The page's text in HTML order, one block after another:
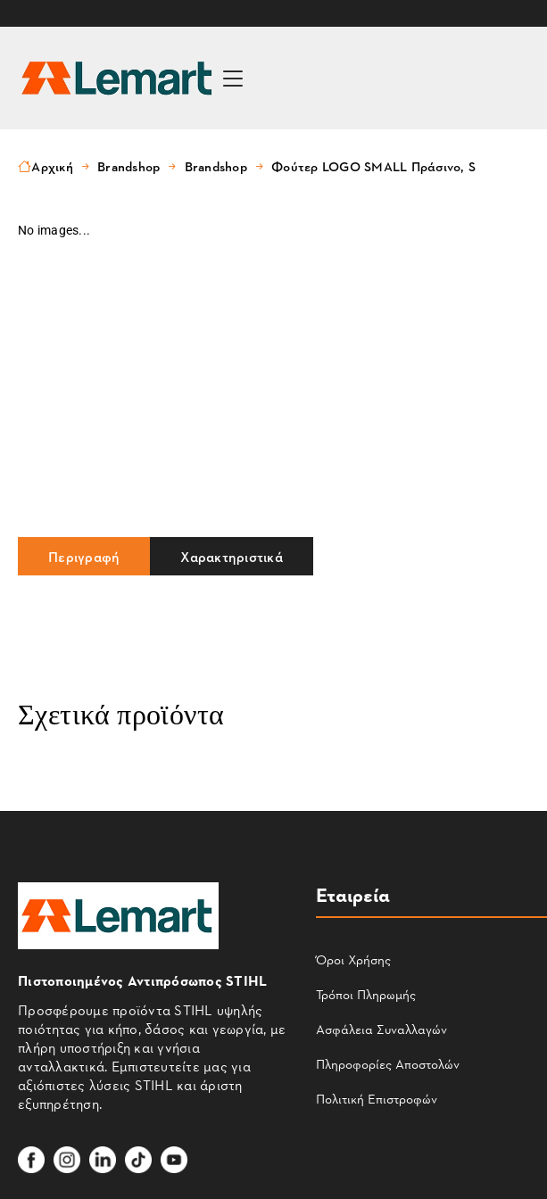
Αρχική Brandshop Brandshop Φούτερ LOGO SMALL Πράσινο, S
No images...
Περιγραφή Χαρακτηριστικά
Σχετικά προϊόντα
Πιστοποιημένος Αντιπρόσωπος STIHL
Προσφέρουμε προϊόντα STIHL υψηλής
ποιότητας για κήπο, δάσος και γεωργία, με
πλήρη υποστήριξη και γνήσια
ανταλλακτικά. Εμπιστευτείτε μας για
αξιόπιστες λύσεις STIHL και άριστη
εξυπηρέτηση.
Εταιρεία
Όροι Χρήσης
Τρόποι Πληρωμής
Ασφάλεια Συναλλαγών
Πληροφορίες Αποστολών
Πολιτική Επιστροφών